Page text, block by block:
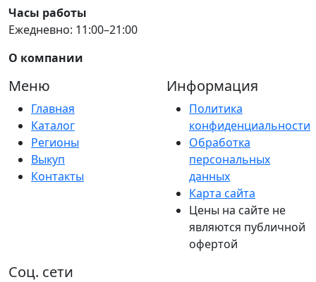
Часы работы
Ежедневно: 11:00–21:00
О компании
Меню
Главная
Каталог
Регионы
Выкуп
Контакты
Информация
Политика
конфиденциальности
Обработка
персональных
данных
Карта сайта
Цены на сайте не
являются публичной
офертой
Соц. сети